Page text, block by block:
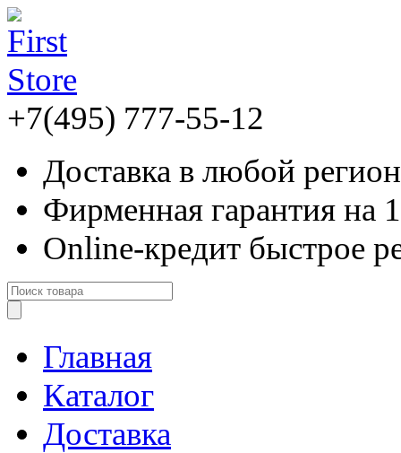
+7(495) 777-55-12
Доставка в любой
Фирменная гарантия на
Online-кредит быстрое
Главная
Каталог
Доставка